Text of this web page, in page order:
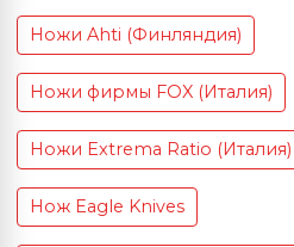
Ножи Ahti (Финляндия)
Ножи фирмы FOX (Италия)
Ножи Extrema Ratio (Италия)
Нож Eagle Knives